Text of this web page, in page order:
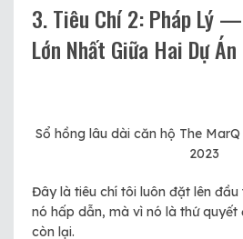
3. Tiêu Chí 2: Pháp Lý
Lớn Nhất Giữa Hai Dự Án
Sổ hồng lâu dài căn hộ The
2023
Đây là tiêu chí tôi luôn đặt lên
nó hấp dẫn, mà vì nó là thứ
còn lại.